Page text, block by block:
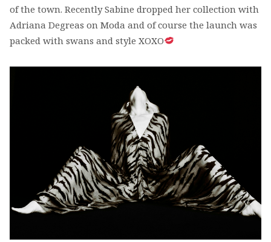
of the town. Recently Sabine dropped her collection with
Adriana Degreas on Moda and of course the launch was
packed with swans and style XOXO